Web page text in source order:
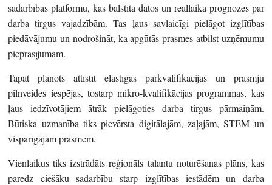
sadarbības platformu, kas balstīta datos un reāllaika prognozēs par
darba tirgus vajadzībām. Tas ļaus savlaicīgi pielāgot izglītības
piedāvājumu un nodrošināt, ka apgūtās prasmes atbilst uzņēmumu
pieprasījumam.
Tāpat plānots attīstīt elastīgas pārkvalifikācijas un prasmju
pilnveides iespējas, tostarp mikro-kvalifikācijas programmas, kas
ļaus iedzīvotājiem ātrāk pielāgoties darba tirgus pārmaiņām.
Būtiska uzmanība tiks pievērsta digitālajām, zaļajām, STEM un
vispārīgajām prasmēm.
Vienlaikus tiks izstrādāts reģionāls talantu noturēšanas plāns, kas
paredz ciešāku sadarbību starp izglītības iestādēm un darba